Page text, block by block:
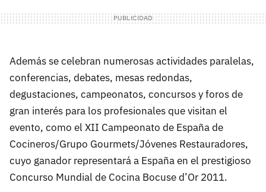
Además se celebran numerosas actividades paralelas,
conferencias, debates, mesas redondas,
degustaciones, campeonatos, concursos y foros de
gran interés para los profesionales que visitan el
evento, como el XII Campeonato de España de
Cocineros/Grupo Gourmets/Jóvenes Restauradores,
cuyo ganador representará a España en el prestigioso
Concurso Mundial de Cocina Bocuse d’Or 2011.